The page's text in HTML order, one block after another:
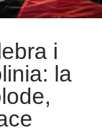
i
la